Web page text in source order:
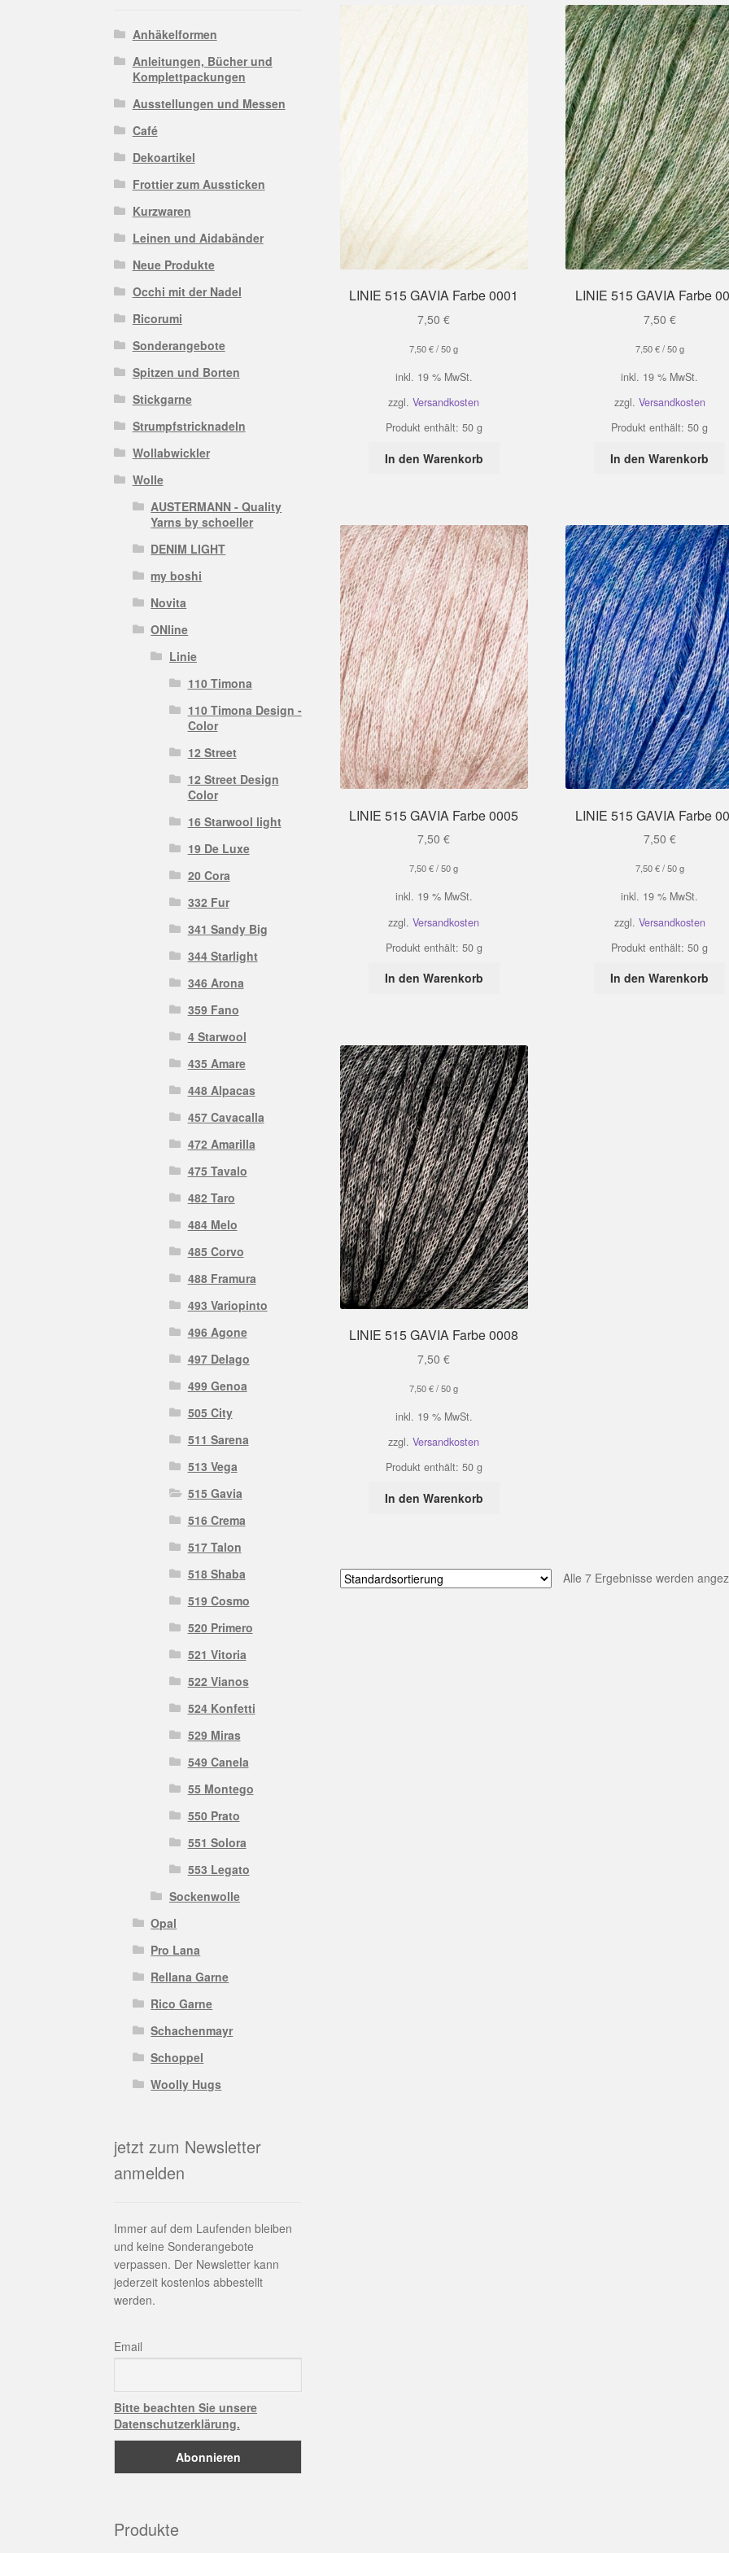
LINIE 515 GAVIA Farbe 0001
7,50€
7,50€/50 g
inkl. 19 % MwSt.
zzgl.Versandkosten
Produkt enthält: 50 g
In den Warenkorb
LINIE 515 GAVIA Farbe
7,50 €
7,50€/50 g
inkl. 19 % MwSt.
zzgl. Versandkosten
Produkt enthält: 50g
In den Warenkorb
LINIE 515 GAVIA Farbe 0005
7,50€
7,50€/50 g
inkl. 19 % MwSt.
zzgl.Versandkosten
Produkt enthält: 50 g
In den Warenkorb
LINIE 515 GAVIA Farbe
7,50 €
7,50€/50 g
inkl. 19 % MwSt.
zzgl. Versandkosten
Produkt enthält: 50g
In den Warenkorb
LINIE 515 GAVIA Farbe 0008
7,50€
7,50€/50 g
inkl. 19 % MwSt.
zzgl.Versandkosten
Produkt enthält: 50 g
In den Warenkorb
Alle 7 Ergebnisse werden
Anhäkelformen
Anleitungen, Bücher und
Komplettpackungen
Ausstellungen und Messen
Café
Dekoartikel
Frottier zum Aussticken
Kurzwaren
Leinen und Aidabänder
Neue Produkte
Occhi mit der Nadel
Ricorumi
Sonderangebote
Spitzen und Borten
Stickgarne
Strumpfstricknadeln
Wollabwickler
Wolle
AUSTERMANN - Quality
Yarns by schoeller
DENIM LIGHT
my boshi
Novita
ONline
Linie
110 Timona
110 Timona Design -
Color
12 Street
12 Street Design
Color
16 Starwool light
19 De Luxe
20 Cora
332 Fur
341 Sandy Big
344 Starlight
346 Arona
359 Fano
4 Starwool
435 Amare
448 Alpacas
457 Cavacalla
472 Amarilla
475 Tavalo
482 Taro
484 Melo
485 Corvo
488 Framura
493 Variopinto
496 Agone
497 Delago
499 Genoa
505 City
511 Sarena
513 Vega
515 Gavia
516 Crema
517 Talon
518 Shaba
519 Cosmo
520 Primero
521 Vitoria
522 Vianos
524 Konfetti
529 Miras
549 Canela
55 Montego
550 Prato
551 Solora
553 Legato
Sockenwolle
Opal
Pro Lana
Rellana Garne
Rico Garne
Schachenmayr
Schoppel
Woolly Hugs
jetzt zum Newsletter
anmelden
Immer auf dem Laufenden bleiben
und keine Sonderangebote
verpassen. Der Newsletter kann
jederzeit kostenlos abbestellt
werden.
Email
Bitte beachten Sie unsere
Datenschutzerklärung.
Produkte